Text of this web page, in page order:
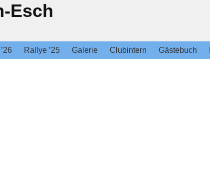
Esch
Rallye ’25 Galerie Clubintern Gästebuch